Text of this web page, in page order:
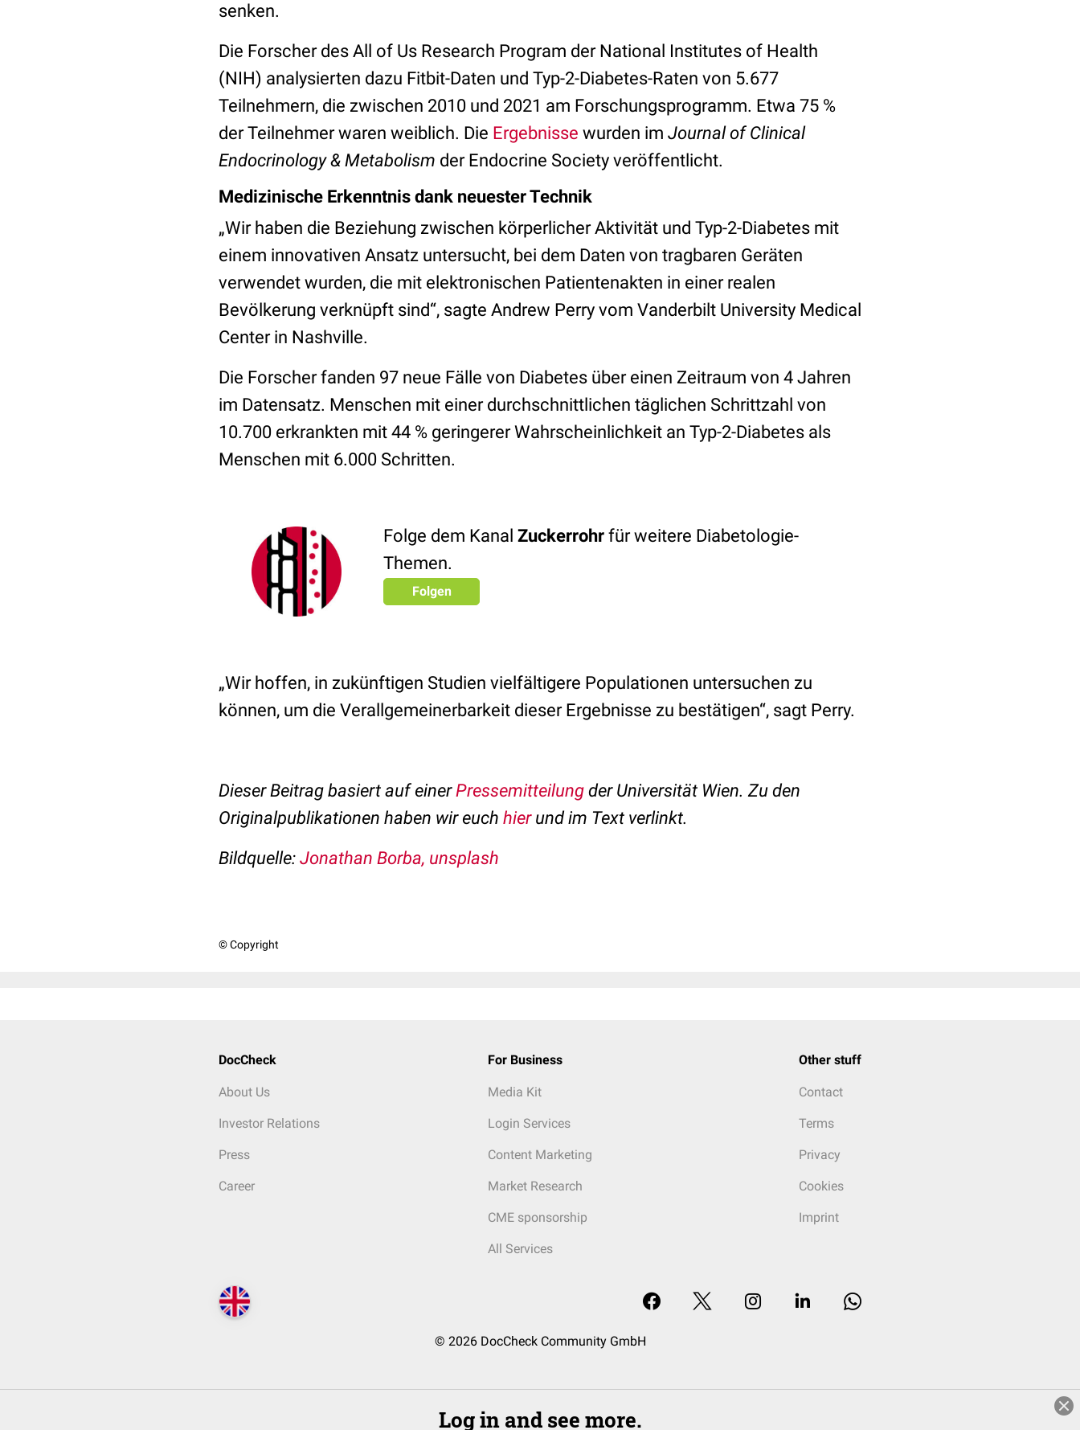
senken.
Die Forscher des All of Us Research Program der National Institutes of Health
(NIH) analysierten dazu Fitbit-Daten und Typ-2-Diabetes-Raten von 5.677
Teilnehmern, die zwischen 2010 und 2021 am Forschungsprogramm. Etwa 75 %
der Teilnehmer waren weiblich. Die Ergebnisse wurden im Journal of Clinical
Endocrinology & Metabolism der Endocrine Society veröffentlicht.
Medizinische Erkenntnis dank neuester Technik
„Wir haben die Beziehung zwischen körperlicher Aktivität und Typ-2-Diabetes mit
einem innovativen Ansatz untersucht, bei dem Daten von tragbaren Geräten
verwendet wurden, die mit elektronischen Patientenakten in einer realen
Bevölkerung verknüpft sind“, sagte Andrew Perry vom Vanderbilt University Medical
Center in Nashville.
Die Forscherfanden 97 neue Fälle von Diabetes über einen Zeitraum von 4 Jahren
im Datensatz. Menschen mit einer durchschnittlichen täglichen Schrittzahl von
10.700 erkrankten mit 44 % geringerer Wahrscheinlichkeit an Typ-2-Diabetes als
Menschen mit 6.000 Schritten.
Folge dem Kanal Zuckerrohr für weitere Diabetologie-
Themen.
Folgen
„Wir hoffen, in zukünftigen Studien vielfältigere Populationen untersuchen zu
können, um die Verallgemeinerbarkeit dieser Ergebnisse zu bestätigen“, sagt Perry.
Dieser Beitrag basiert auf einerPressemitteilung der Universität Wien. Zu den
Originalpublikationen haben wir euch hier und im Text verlinkt.
Bildquelle: Jonathan Borba, unsplash
© Copyright
DocCheck
About Us
Investor Relations
Press
Career
For Business
Media Kit
Login Services
Content Marketing
Market Research
CME sponsorship
All Services
Other stuff
Contact
Terms
Privacy
Cookies
Imprint
© 2026 DocCheck Community GmbH
Log in and see more.